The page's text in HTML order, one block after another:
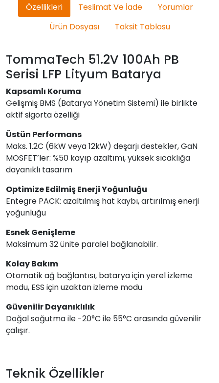
Özellikleri Teslimat Ve İade
Yorumlar
Ürün Dosyası
Taksit Tablosu
TommaTech 51.2V 100Ah PB
Serisi LFP Lityum Batarya
Kapsamlı Koruma
Gelişmiş BMS (Batarya Yönetim Sistemi) ile birlikte
aktif sigorta özelliği
Üstün Performans
Maks. 1.2C (6kW veya 12kW) deşarjı destekler, GaN
MOSFET’ler: %50 kayıp azaltımı, yüksek sıcaklığa
dayanıklı tasarım
Optimize Edilmiş Enerji Yoğunluğu
Entegre PACK: azaltılmış hat kaybı, artırılmış enerji
yoğunluğu
Esnek Genişleme
Maksimum 32 ünite paralel bağlanabilir.
Kolay Bakım
Otomatik ağ bağlantısı, batarya için yerel izleme
modu, ESS için uzaktan izleme modu
Güvenilir Dayanıklılık
Doğal soğutma ile -20°C ile 55°C arasında güvenilir
çalışır.
Teknik Özellikler